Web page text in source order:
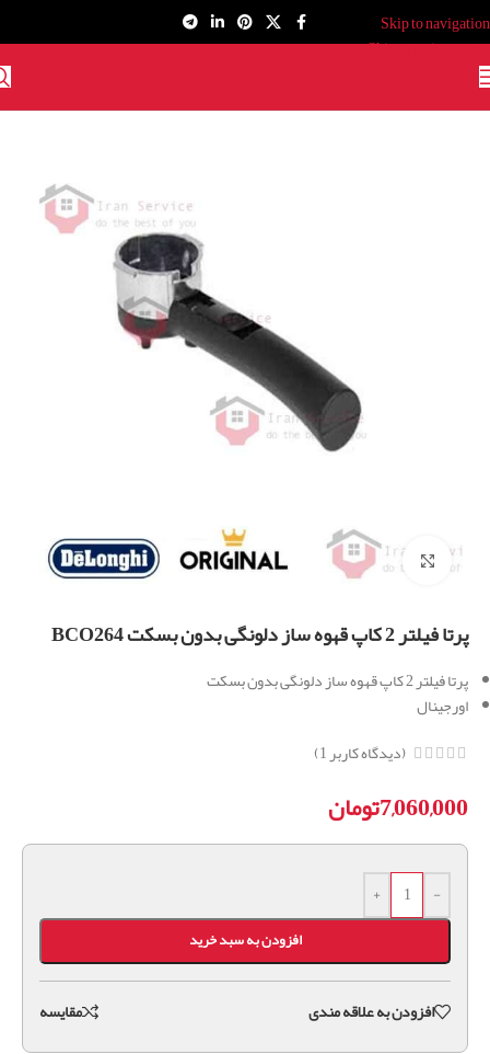
Skip to navigation
Skip to main content
برای بزرگنمایی کلیک کنید
پرتا فیلتر 2 کاپ قهوه ساز دلونگی بدون بسکت BCO264
پرتا فیلتر 2 کاپ قهوه ساز دلونگی بدون بسکت
اورجینال
(دیدگاه کاربر1
)
7,060,000تومان
-
+
افزودن به سبد خرید
افزودن به علاقه مندی مقايسه